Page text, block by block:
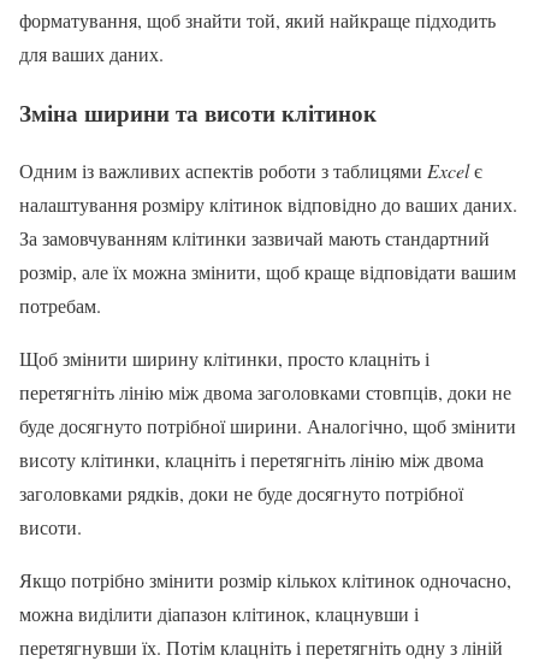
форматування, щоб знайти той, який найкраще підходить
для ваших даних.
Зміна ширини та висоти клітинок
Одним із важливих аспектів роботи з таблицями Excelє
налаштування розміру клітинок відповідно до ваших даних.
За замовчуванням клітинки зазвичай мають стандартний
розмір, але їх можна змінити, щоб краще відповідати вашим
потребам.
Щоб змінити ширину клітинки, просто клацніть і
перетягніть лінію між двома заголовками стовпців, доки не
буде досягнуто потрібної ширини. Аналогічно, щоб змінити
висоту клітинки, клацніть і перетягніть лінію між двома
заголовками рядків, доки не буде досягнуто потрібної
висоти.
Якщо потрібно змінити розмір кількох клітинок одночасно,
можна виділити діапазон клітинок, клацнувши і
перетягнувши їх. Потім клацніть і перетягніть одну з ліній